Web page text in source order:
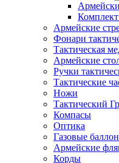
Армейские
Фонари
Тактическая
Армейские
Ручки
Тактические
Ножи
Тактический
Компасы
Оптика
Газовые
Армейские
Корды